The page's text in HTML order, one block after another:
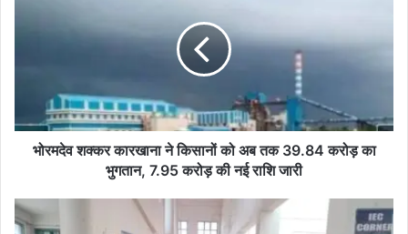
39.84
करोड़
7.95
करोड़
भोरमदेव शक्कर कारखाना ने किसानों को अब तक 39.84 करोड़ का
भुगतान, 7.95 करोड़ की नई राशि जारी
कबीरधाम
पुलिस